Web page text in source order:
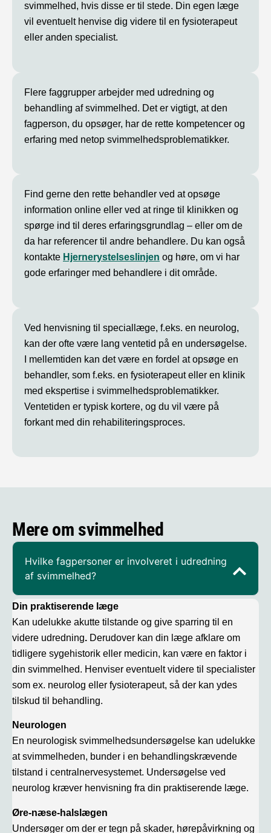
svimmelhed, hvis disse er til stede. Din egen læge
vil eventuelt henvise dig videre til en fysioterapeut
eller anden specialist.
Flere faggrupper arbejder med udredning og
behandling af svimmelhed. Det er vigtigt, at den
fagperson, du opsøger, har de rette kompetencer og
erfaring med netop svimmelhedsproblematikker.
Find gerne den rette behandler ved at opsøge
information online eller ved at ringe til klinikken og
spørge ind til deres erfaringsgrundlag – eller om de
da har referencer til andre behandlere. Du kan også
kontakte Hjernerystelseslinjen og høre, om vi har
gode erfaringer med behandlere i dit område.
Ved henvisning til speciallæge, f.eks. en neurolog,
kan der ofte være lang ventetid på en undersøgelse.
I mellemtiden kan det være en fordel at opsøge en
behandler, som f.eks. en fysioterapeut eller en klinik
med ekspertise i svimmelhedsproblematikker.
Ventetiden er typisk kortere, og du vil være på
forkant med din rehabiliteringsproces.
Mere om svimmelhed
Hvilke fagpersoner er involveret i udredning
af svimmelhed?
Din praktiserende læge
Kan udelukke akutte tilstande og give sparring til en
videre udredning. Derudover kan din læge afklare om
tidligere sygehistorik eller medicin, kan være en faktor i
din svimmelhed. Henviser eventuelt videre til specialister
som ex. neurolog eller fysioterapeut, så der kan ydes
tilskud til behandling.
Neurologen
En neurologisk svimmelhedsundersøgelse kan udelukke
at svimmelheden, bunder i en behandlingskrævende
tilstand i centralnervesystemet. Undersøgelse ved
neurolog kræver henvisning fra din praktiserende læge.
Øre-næse-halslægen
Undersøger om der er tegn på skader, hørepåvirkning og